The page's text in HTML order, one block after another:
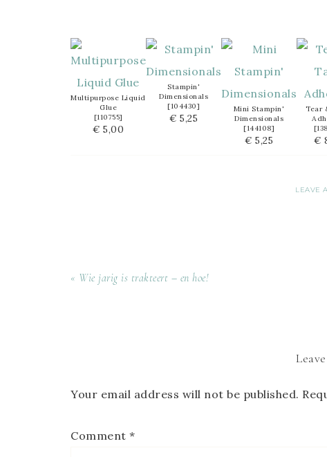
Multipurpose Liquid
Glue
[110755]
€ 5,00
Stampin'
Dimensionals
[104430]
€ 5,25
Mini Stampin'
Dimensionals
[144108]
€ 5,25
Tear
[
€
LEAVE
« Wie jarig is trakteert – en hoe!
Your email address will not be published.
Comment *